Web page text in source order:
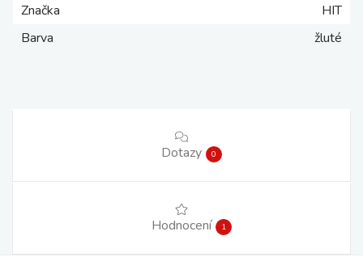
Značka
HIT
Barva
žluté
Dotazy 0
Hodnocení 1